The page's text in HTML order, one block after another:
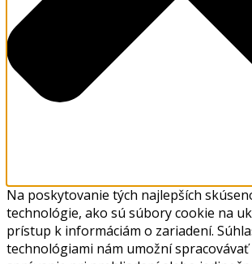
Na poskytovanie tých najlepších
technológie, ako sú súbory cookie na
prístup k informáciám o zariadení.
technológiami nám umožní spracovávať